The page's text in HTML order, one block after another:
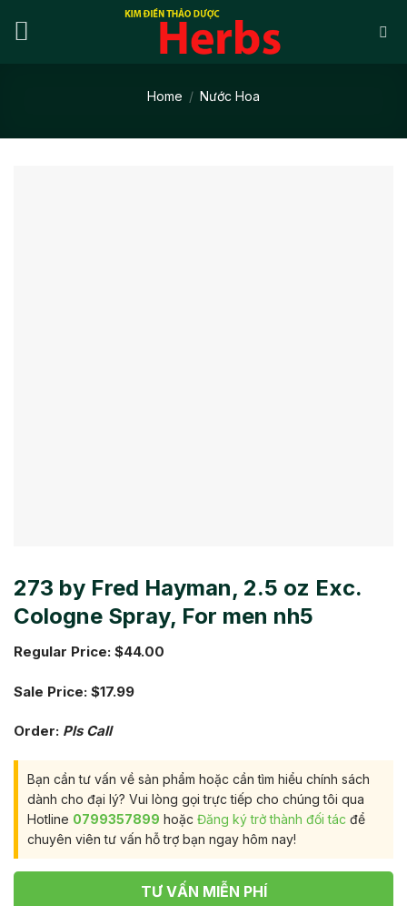
Home / Nước Hoa
273 by Fred Hayman, 2.5 oz Exc.
Cologne Spray, For men nh5
Regular Price: $44.00
Sale Price: $17.99
Order: Pls Call
Bạn cần tư vấn về sản phẩm hoặc cần tìm hiểu chính sách
dành cho đại lý? Vui lòng gọi trực tiếp cho chúng tôi qua
Hotline 0799357899 hoặc Đăng ký trở thành đối tác để
chuyên viên tư vấn hỗ trợ bạn ngay hôm nay!
TƯ VẤN MIỄN PHÍ